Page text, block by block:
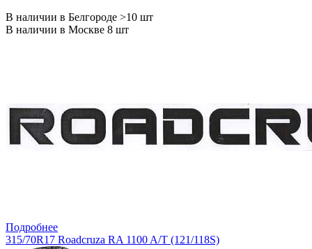
В наличии в Белгороде >10 шт
В наличии в Москве 8 шт
Подробнее
315/70R17 Roadcruza RA 1100 A/T (121/118S)